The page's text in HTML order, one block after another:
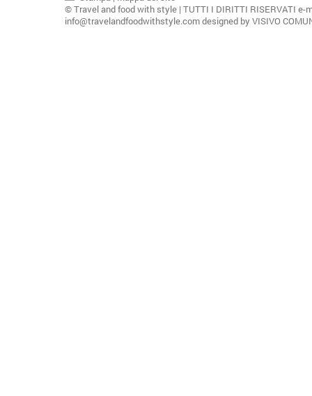
© Travel and food with style | TUTTI I DIRITTI RISERVATI e-
info@travelandfoodwithstyle.com designed by VISIVO